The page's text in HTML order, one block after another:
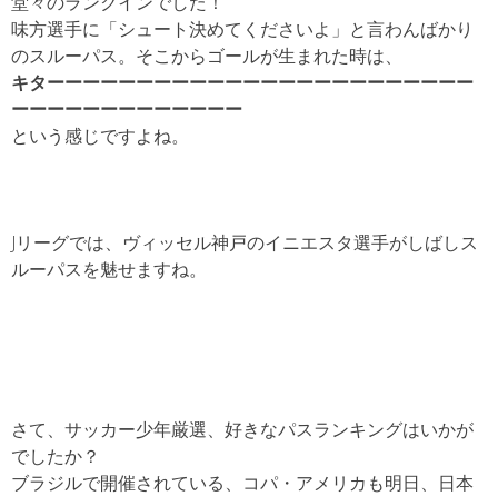
味方選手に「シュート決めてくださいよ」と言わんばかり
のスルーパス。そこからゴールが生まれた時は、
キターーーーーーーーーーーーーーーーーーーーーーーー
ーーーーーーーーーーーーー
という感じですよね。
Jリーグでは、ヴィッセル神戸のイニエスタ選手がしばしス
ルーパスを魅せますね。
さて、サッカー少年厳選、好きなパスランキングはいかが
でしたか？
ブラジルで開催されている、コパ・アメリカも明日、日本